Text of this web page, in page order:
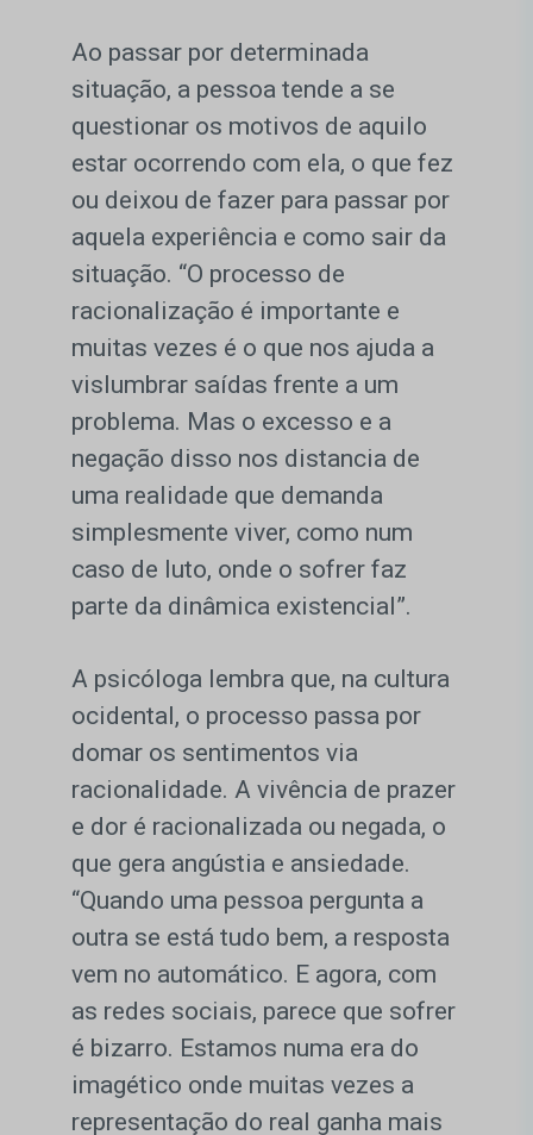
Ao passar por determinada
situação, a pessoa tende a se
questionar os motivos de aquilo
estar ocorrendo com ela, o que fez
ou deixou de fazer para passar por
aquela experiência e como sair da
situação. “O processo de
racionalização é importante e
muitas vezes é o que nos ajuda a
vislumbrar saídas frente a um
problema. Mas o excesso e a
negação disso nos distancia de
uma realidade que demanda
simplesmente viver, como num
caso de luto, onde o sofrer faz
parte da dinâmica existencial”.
A psicóloga lembra que, na cultura
ocidental, o processo passa por
domar os sentimentos via
racionalidade. A vivência de prazer
e dor é racionalizada ou negada, o
que gera angústia e ansiedade.
“Quando uma pessoa pergunta a
outra se está tudo bem, a resposta
vem no automático. E agora, com
as redes sociais, parece que sofrer
é bizarro. Estamos numa era do
imagético onde muitas vezes a
representação do real ganha mais